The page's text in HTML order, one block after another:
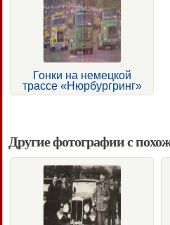
Гонки на немецкой
трассе «Нюрбургринг»
Другие фотографии с